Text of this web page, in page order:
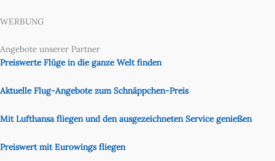
WERBUNG
Angebote unserer Partner
Preiswerte Flüge in die ganze Welt finden
Aktuelle Flug-Angebote zum Schnäppchen-Preis
Mit Lufthansa fliegen und den ausgezeichneten Service genießen
Preiswert mit Eurowings fliegen